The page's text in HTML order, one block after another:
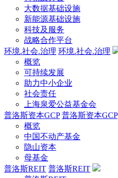
大数据基础设施
新能源基础设施
科技及服务
战略合作平台
环境.社会.治理 环境.社会.治理
概览
可持续发展
助力中小企业
社会责任
上海泉爱公益基金会
普洛斯资本GCP 普洛斯资本GCP
概览
中国不动产基金
隐山资本
母基金
普洛斯REIT 普洛斯REIT